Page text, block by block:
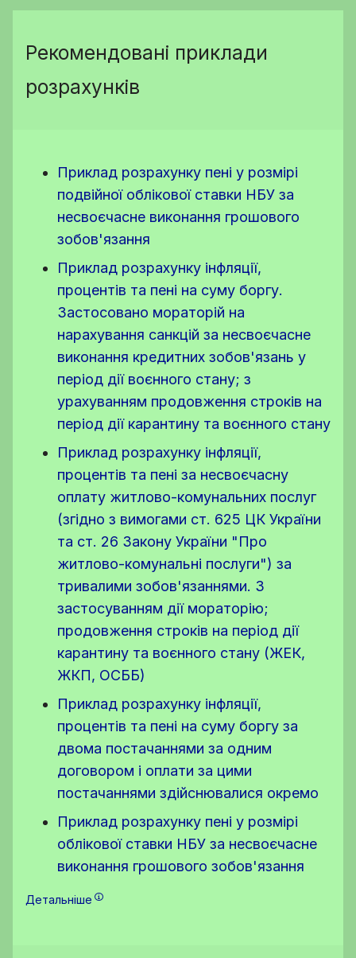
Рекомендовані приклади
розрахунків
Приклад розрахунку пені у розмірі
подвійної облікової ставки НБУ за
несвоєчасне виконання грошового
зобов'язання
Приклад розрахунку інфляції,
процентів та пені на суму боргу.
Застосовано мораторій на
нарахування санкцій за несвоєчасне
виконання кредитних зобов'язань у
період дії воєнного стану; з
урахуванням продовження строків на
період дії карантину та воєнного стану
Приклад розрахунку інфляції,
процентів та пені за несвоєчасну
оплату житлово-комунальних послуг
(згідно з вимогами ст. 625 ЦК України
та ст. 26 Закону України "Про
житлово-комунальні послуги") за
тривалими зобов'язаннями. З
застосуванням дії мораторію;
продовження строків на період дії
карантину та воєнного стану (ЖЕК,
ЖКП, ОСББ)
Приклад розрахунку інфляції,
процентів та пені на суму боргу за
двома постачаннями за одним
договором і оплати за цими
постачаннями здійснювалися окремо
Приклад розрахунку пені у розмірі
облікової ставки НБУ за несвоєчасне
виконання грошового зобов'язання
Детальніше